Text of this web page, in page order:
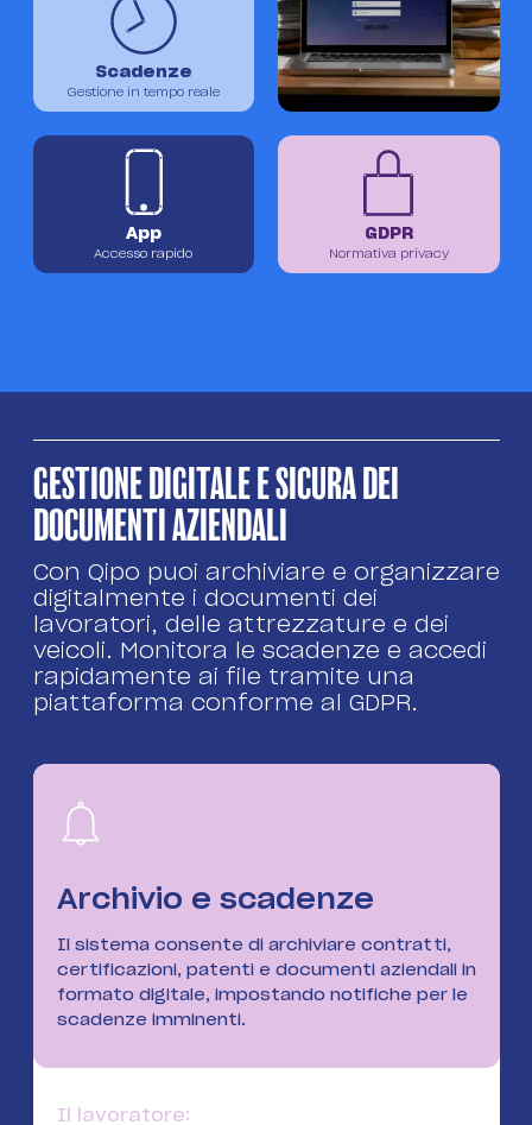
DOWNLOAD APP ACCEDI
PROVALO GRATIS
Scadenze
Gestione in tempo reale
App
Accesso rapido
GDPR
Normativa privacy
GESTIONE DIGITALE E SICURA DEI
DOCUMENTI AZIENDALI
Con Qipo puoi archiviare e organizzare
digitalmente i documenti dei
lavoratori, delle attrezzature e dei
veicoli. Monitora le scadenze e accedi
rapidamente ai file tramite una
piattaforma conforme al GDPR.
Archivio e scadenze
Il sistema consente di archiviare contratti,
certificazioni, patenti e documenti aziendali in
formato digitale, impostando notifiche per le
scadenze imminenti.
Il lavoratore: